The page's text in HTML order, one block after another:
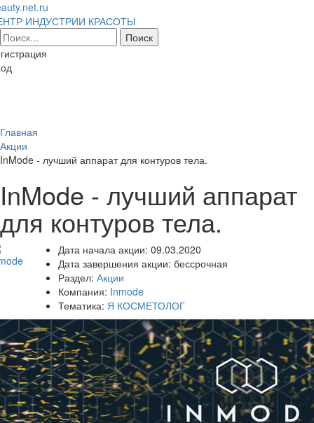
ИНДУСТРИИ КРАСОТЫ
Главная
Акции
InMode - лучший аппарат для контуров тела.
InMode - лучший аппарат
для контуров тела.
Дата начала акции: 09.03.2020
Дата завершения акции: бессрочная
Раздел: Акции
Компания: Inmode
Тематика: Я КОСМЕТОЛОГ